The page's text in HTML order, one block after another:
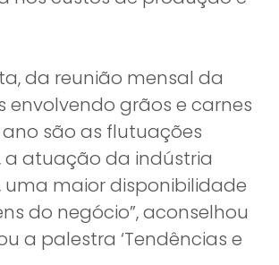
da reunião mensal da
envolvendo grãos e carnes
são as flutuações
a atuação da indústria
uma maior disponibilidade
do negócio”, aconselhou
a palestra ‘Tendências e